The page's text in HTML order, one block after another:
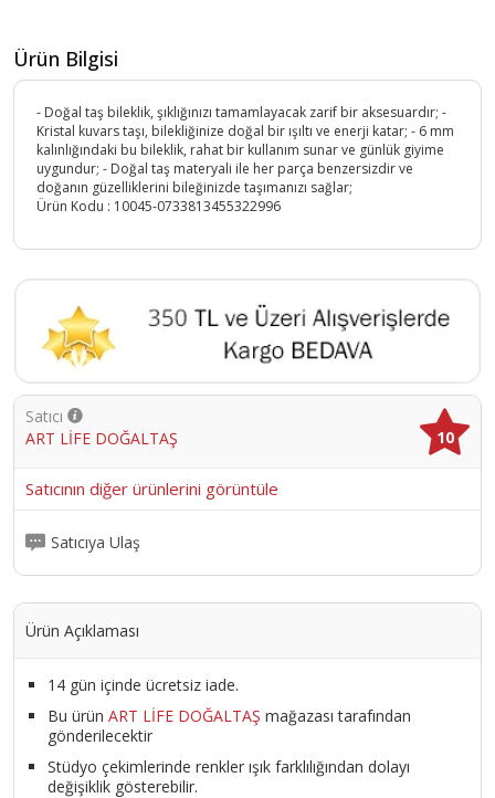
Ürün Bilgisi
- Doğal taş bileklik, şıklığınızı tamamlayacak zarif bir aksesuardır; -
Kristal kuvars taşı, bilekliğinize doğal bir ışıltı ve enerji katar; - 6 mm
kalınlığındaki bu bileklik, rahat bir kullanım sunar ve günlük giyime
uygundur; - Doğal taş materyali ile her parça benzersizdir ve
doğanın güzelliklerini bileğinizde taşımanızı sağlar;
Ürün Kodu : 10045-0733813455322996
Satıcı
ART LİFE DOĞALTAŞ
10
Satıcının diğer ürünlerini görüntüle
Satıcıya Ulaş
Ürün Açıklaması
14 gün içinde ücretsiz iade.
Bu ürün ART LİFE DOĞALTAŞ mağazası tarafından
gönderilecektir
Stüdyo çekimlerinde renkler ışık farklılığından dolayı
değişiklik gösterebilir.